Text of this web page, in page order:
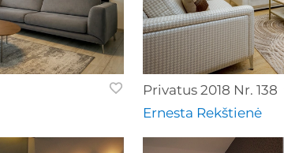
Privatus 2018 Nr. 138
Ernesta Rekštienė